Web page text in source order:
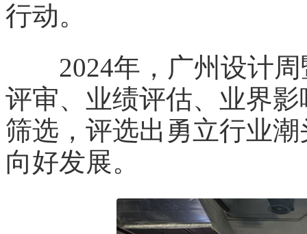
行动。
2024年，广州设计周
评审、业绩评估、业界
筛选，评选出勇立行业
向好发展。